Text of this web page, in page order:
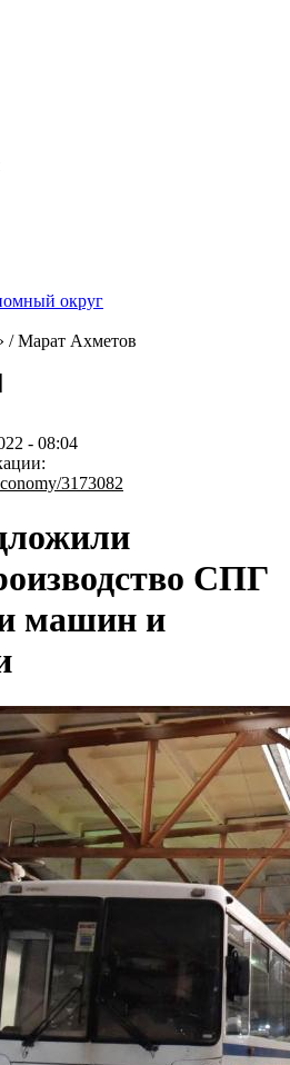
округ
/Марат Ахметов
- 08:04
3173082
СПГ
машин и